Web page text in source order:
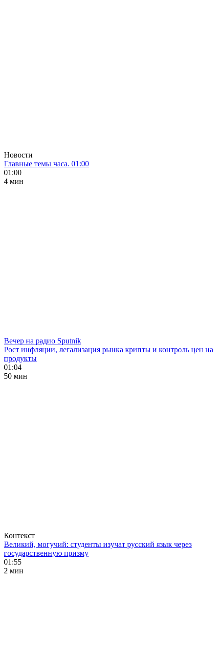
Новости
Главные темы часа. 01:00
01:00
4 мин
Вечер на радио Sputnik
Рост инфляции, легализация рынка крипты и контроль цен на
продукты
01:04
50 мин
Контекст
Великий, могучий: студенты изучат русский язык через
государственную призму
01:55
2 мин